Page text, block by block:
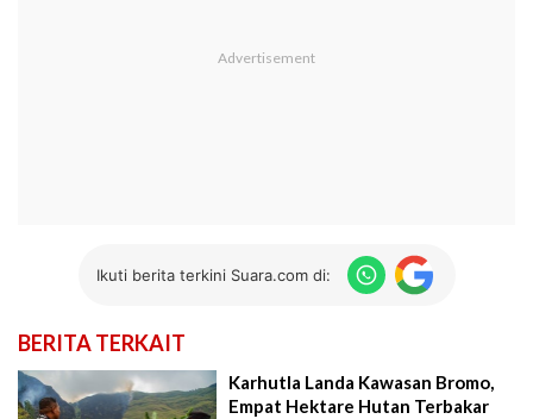
Ikuti berita terkini Suara.com di:
BERITA TERKAIT
Karhutla Landa Kawasan Bromo,
Empat Hektare Hutan Terbakar